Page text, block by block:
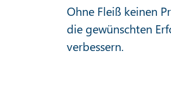
Ohne Fleiß keinen
die gewünschten
verbessern.